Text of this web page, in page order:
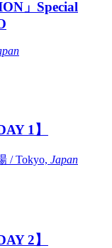
」Special
1】
/ Tokyo, Japan
2】